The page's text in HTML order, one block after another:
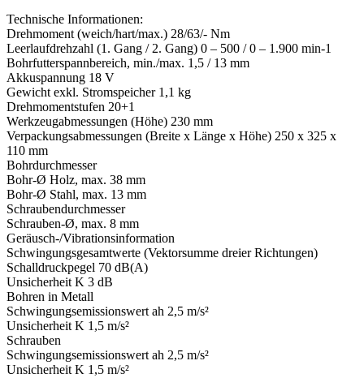
Technische Informationen:
Drehmoment (weich/hart/max.) 28/63/- Nm
Leerlaufdrehzahl (1. Gang / 2. Gang) 0 – 500 / 0 – 1.900 min-1
Bohrfutterspannbereich, min./max. 1,5 / 13 mm
Akkuspannung 18 V
Gewicht exkl. Stromspeicher 1,1 kg
Drehmomentstufen 20+1
Werkzeugabmessungen (Höhe) 230 mm
Verpackungsabmessungen (Breite x Länge x Höhe) 250 x 325 x
110 mm
Bohrdurchmesser
Bohr-Ø Holz, max. 38 mm
Bohr-Ø Stahl, max. 13 mm
Schraubendurchmesser
Schrauben-Ø, max. 8 mm
Geräusch-/Vibrationsinformation
Schwingungsgesamtwerte (Vektorsumme dreier Richtungen)
Schalldruckpegel 70 dB(A)
Unsicherheit K 3 dB
Bohren in Metall
Schwingungsemissionswert ah 2,5 m/s²
Unsicherheit K 1,5 m/s²
Schrauben
Schwingungsemissionswert ah 2,5 m/s²
Unsicherheit K 1,5 m/s²